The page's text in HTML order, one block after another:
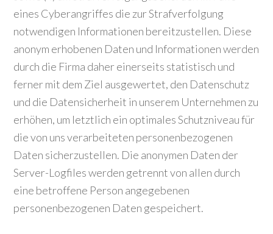
eines Cyberangriffes die zur Strafverfolgung
notwendigen Informationen bereitzustellen. Diese
anonym erhobenen Daten und Informationen werden
durch die Firma daher einerseits statistisch und
ferner mit dem Ziel ausgewertet, den Datenschutz
und die Datensicherheit in unserem Unternehmen zu
erhöhen, um letztlich ein optimales Schutzniveau für
die von uns verarbeiteten personenbezogenen
Daten sicherzustellen. Die anonymen Daten der
Server-Logfiles werden getrennt von allen durch
eine betroffene Person angegebenen
personenbezogenen Daten gespeichert.